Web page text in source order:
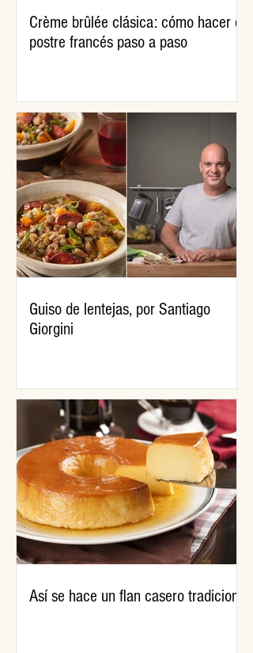
Crème brûlée clásica: cómo hacer el
postre francés paso a paso
Guiso de lentejas, por Santiago
Giorgini
Así se hace un flan casero tradicional